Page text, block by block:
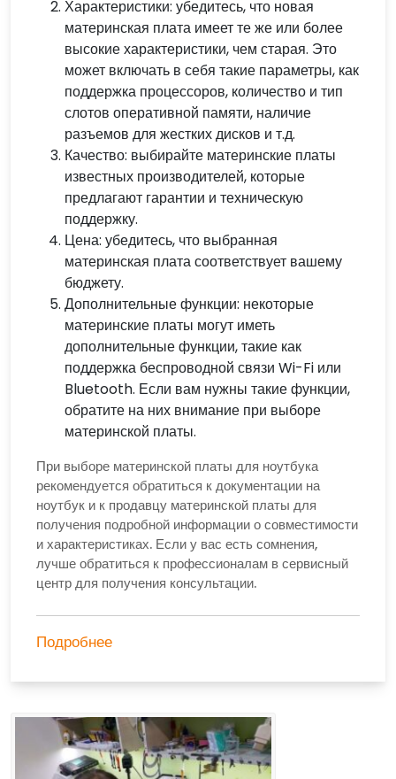
Характеристики: убедитесь, что новая
материнская плата имеет те же или более
высокие характеристики, чем старая. Это
может включать в себя такие параметры, как
поддержка процессоров, количество и тип
слотов оперативной памяти, наличие
разъемов для жестких дисков и т.д.
Качество: выбирайте материнские платы
известных производителей, которые
предлагают гарантии и техническую
поддержку.
Цена: убедитесь, что выбранная
материнская плата соответствует вашему
бюджету.
Дополнительные функции: некоторые
материнские платы могут иметь
дополнительные функции, такие как
поддержка беспроводной связи Wi-Fi или
Bluetooth. Если вам нужны такие функции,
обратите на них внимание при выборе
материнской платы.
При выборе материнской платы для ноутбука
рекомендуется обратиться к документации на
ноутбук и к продавцу материнской платы для
получения подробной информации о совместимости
и характеристиках. Если у вас есть сомнения,
лучше обратиться к профессионалам в сервисный
центр для получения консультации.
Подробнее